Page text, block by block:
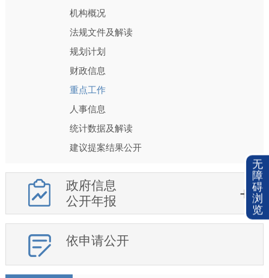
机构概况
法规文件及解读
规划计划
财政信息
重点工作
人事信息
统计数据及解读
建议提案结果公开
政府信息
公开年报
依申请公开
无
障
碍
浏
览